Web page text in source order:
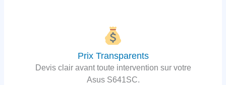
Prix Transparents
Devis clair avant toute intervention sur votre
Asus S641SC.